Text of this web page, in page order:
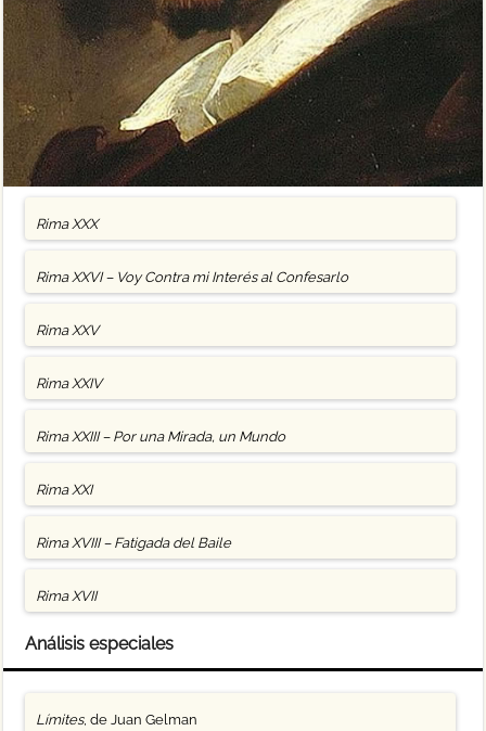
Rima XXX
Rima XXVI – Voy Contra mi Interés al Confesarlo
Rima XXV
Rima XXIV
Rima XXIII – Por una Mirada, un Mundo
Rima XXI
Rima XVIII – Fatigada del Baile
Rima XVII
Análisis especiales
Límites, de Juan Gelman